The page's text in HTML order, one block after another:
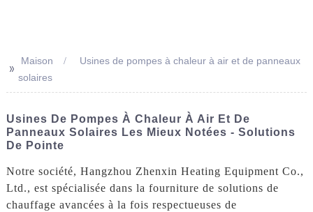
>> Maison
Usines de pompes à chaleur à air et de panneaux
solaires
Usines De Pompes À Chaleur À Air Et De
Panneaux Solaires Les Mieux Notées - Solutions
De Pointe
Notre société, Hangzhou Zhenxin Heating Equipment Co.,
Ltd., est spécialisée dans la fourniture de solutions de
chauffage avancées à la fois respectueuses de